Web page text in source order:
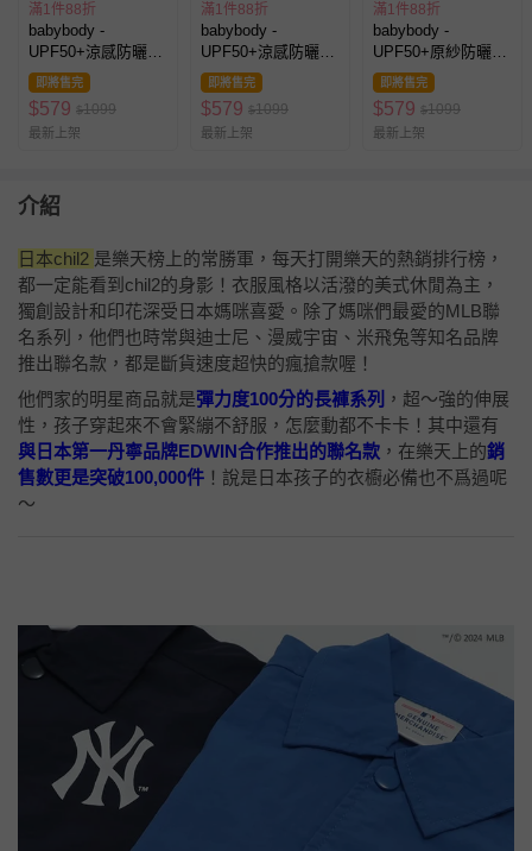
滿1件88折
babybody -
UPF50+涼感防曬連
帽外套-粉色
即將售完
$579 $1099
最新上架
滿1件88折
babybody -
UPF50+涼感防曬連
帽外套-黃色
即將售完
$579 $1099
最新上架
滿1件88折
babybody -
UPF50+原紗防曬外
套-藍色
即將售完
$579 $1099
最新上架
介紹
日本chil2 是樂天榜上的常勝軍，每天打開樂天的熱銷排行榜，
都一定能看到chil2的身影！衣服風格以活潑的美式休閒為主，
獨創設計和印花深受日本媽咪喜愛。除了媽咪們最愛的MLB聯
名系列，他們也時常與迪士尼、漫威宇宙、米飛兔等知名品牌
推出聯名款，都是斷貨速度超快的瘋搶款喔！
他們家的明星商品就是彈力度100分的長褲系列 ，超～強的伸展
性，孩子穿起來不會緊繃不舒服，怎麼動都不卡卡！其中還有
與日本第一丹寧品牌EDWIN合作推出的聯名款 ，在樂天上的銷
售數更是突破100,000件 ！說是日本孩子的衣櫥必備也不爲過呢
～